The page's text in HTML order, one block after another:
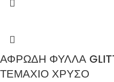
ΑΦΡΩΔΗ ΦΥΛΛΑ
ΤΕΜΑΧΙΟ ΧΡΥΣΟ